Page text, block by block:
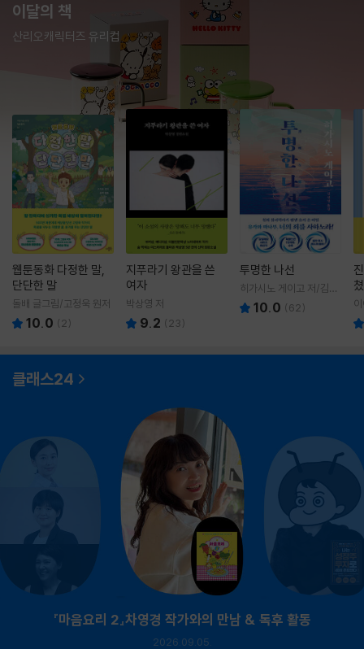
이달의 책
산리오캐릭터즈 유리컵
웹툰동화 다정한 말,
단단한 말
돌배 글그림/고정욱 원저
10.0 ( 2)
지푸라기 왕관을 쓴
여자
박상영 저
9.2 ( 23)
투명한 나선
히가시노 게이고 저/김선
영 역10.0 (62)
클래스24
『마음요리 2』차영경 작가와의 만남 & 독후 활동
2026.09.05.